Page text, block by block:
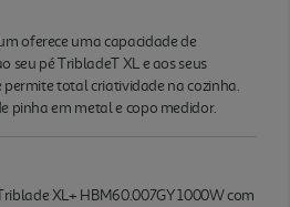
oferece uma capacidade de
seu pé TribladeT XL e aos seus
permite total criatividade na cozinha.
pinha em metal e copo medidor.
XL+ HBM60.007GY 1000W com